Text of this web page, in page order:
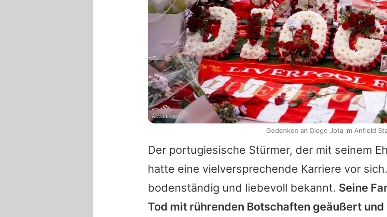
Der portugiesische Stürmer, der mit seinem
hatte eine vielversprechende Karriere vor
bodenständig und liebevoll bekannt. Seine
Tod mit rührenden Botschaften geäußert
ActionPress
Gedenken an Diogo Jota im Anfield